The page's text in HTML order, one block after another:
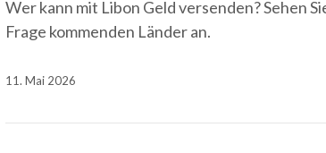
Wer kann mit Libon Geld versenden? Sehen
Frage kommenden Länder an.
11. Mai 2026